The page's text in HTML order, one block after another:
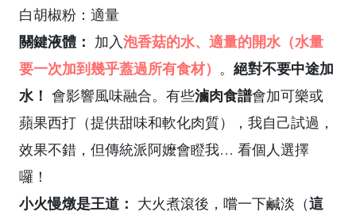
白胡椒粉：適量
關鍵液體： 加入泡香菇的水、適量的開水（水量
要一次加到幾乎蓋過所有食材） 。 絕對不要中途加
水！ 會影響風味融合。有些滷肉食譜會加可樂或
蘋果西打（提供甜味和軟化肉質），我自己試過，
效果不錯，但傳統派阿嬤會瞪我… 看個人選擇
囉！
小火慢燉是王道： 大火煮滾後，嚐一下鹹淡（這